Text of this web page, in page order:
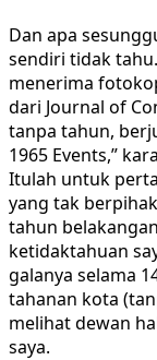
Dan apa
sendiri tidak
menerima
dari Journal of
tanpa tahun,
1965 Events,”
Itulah untuk
yang tak
tahun
ketidaktahuan
galanya selama
tahanan kota
melihat dewan
saya.